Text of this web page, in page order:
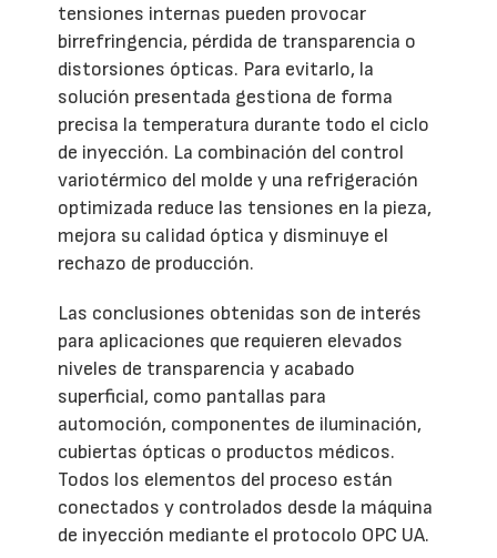
tensiones internas pueden provocar
birrefringencia, pérdida de transparencia o
distorsiones ópticas. Para evitarlo, la
solución presentada gestiona de forma
precisa la temperatura durante todo el ciclo
de inyección. La combinación del control
variotérmico del molde y una refrigeración
optimizada reduce las tensiones en la pieza,
mejora su calidad óptica y disminuye el
rechazo de producción.
Las conclusiones obtenidas son de interés
para aplicaciones que requieren elevados
niveles de transparencia y acabado
superficial, como pantallas para
automoción, componentes de iluminación,
cubiertas ópticas o productos médicos.
Todos los elementos del proceso están
conectados y controlados desde la máquina
de inyección mediante el protocolo OPC UA.